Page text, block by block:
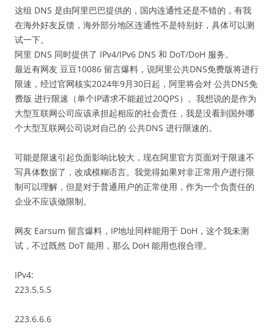
这组 DNS 是由阿里巴巴提供的，国内连通性还是不错的，有我
在海外好友反馈，海外部分地区连通性不是特别好，具体可以测
试一下。
阿里 DNS 同时提供了 IPv4/IPv6 DNS 和 DoT/DoH 服务。
最近有网友 豆豆10086 留言爆料，说阿里公共DNS免费版将进行
限速，经过官网核实2024年9月30日起，阿里将会对 公共DNS免
费版 进行限速（单个IP请求不能超过20QPS）。我想说的是作为
大型互联网公司应该承担起相应的社会责任，我是没看到国外哪
个大型互联网公司说对自己的 公共DNS 进行限速的。
可能是限速引起负面影响比较大，现在阿里官方页面对于限速不
写具体数据了，改成模糊语言。我觉得如果对非正常用户进行限
制可以理解，但是对于普通用户的正常使用，作为一个负责任的
企业不应该做限制。
网友 Earsum 留言爆料，IP地址同样能用于 DoH，这个我未测
试，不过既然 DoT 能用，那么 DoH 能用也很合理。
IPv4:
223.5.5.5
223.6.6.6